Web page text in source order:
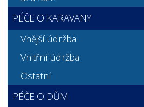
PÉČE O KARAVANY
Vnější údržba
Vnitřní údržba
Ostatní
PÉČE O DŮM